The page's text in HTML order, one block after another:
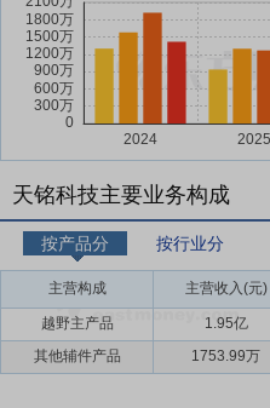
天铭科技主要业务构成
按产品分 按行业分
主营构成 主营收入(元)
越野主产品 1.95亿
其他辅件产品
1753.99万